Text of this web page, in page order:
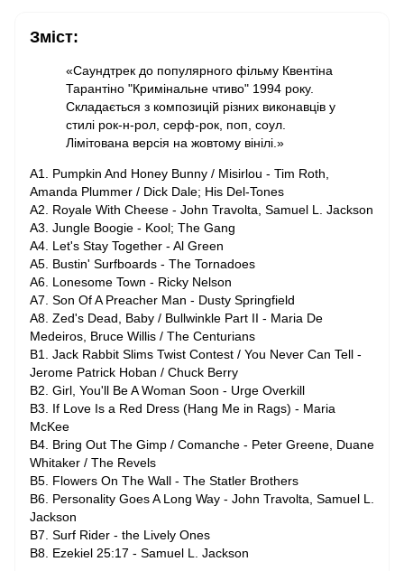
Зміст:
«Саундтрек до популярного фільму Квентіна
Тарантіно "Кримінальне чтиво" 1994 року.
Складається з композицій різних виконавців у
стилі рок-н-рол, серф-рок, поп, соул.
Лімітована версія на жовтому вінілі.»
A1. Pumpkin And Honey Bunny / Misirlou - Tim Roth,
Amanda Plummer / Dick Dale; His Del-Tones
A2. Royale With Cheese - John Travolta, Samuel L. Jackson
A3. Jungle Boogie - Kool; The Gang
A4. Let's Stay Together - Al Green
A5. Bustin' Surfboards - The Tornadoes
A6. Lonesome Town - Ricky Nelson
A7. Son Of A Preacher Man - Dusty Springfield
A8. Zed's Dead, Baby / Bullwinkle Part II - Maria De
Medeiros, Bruce Willis / The Centurians
B1. Jack Rabbit Slims Twist Contest / You Never Can Tell -
Jerome Patrick Hoban / Chuck Berry
B2. Girl, You'll Be A Woman Soon - Urge Overkill
B3. If Love Is a Red Dress (Hang Me in Rags) - Maria
McKee
B4. Bring Out The Gimp / Comanche - Peter Greene, Duane
Whitaker / The Revels
B5. Flowers On The Wall - The Statler Brothers
B6. Personality Goes A Long Way - John Travolta, Samuel L.
Jackson
B7. Surf Rider - the Lively Ones
B8. Ezekiel 25:17 - Samuel L. Jackson